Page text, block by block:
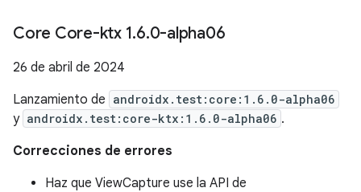
Core Core-ktx 1.6.0-alpha06
26 de abril de 2024
Lanzamiento de androidx.test:core:1.6.0-alpha06
y androidx.test:core-ktx:1.6.0-alpha06 .
Correcciones de errores
Haz que ViewCapture use la API de